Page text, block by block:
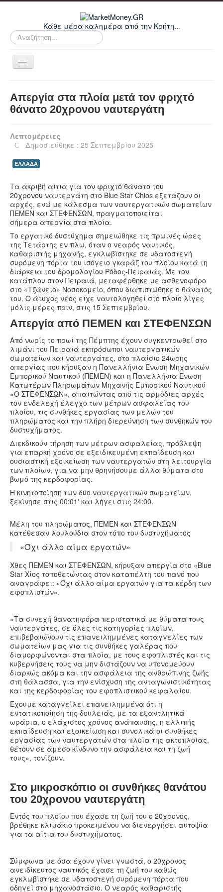
Κάθε μέρα καλημέρα από την Κρήτη...
Αναζήτηση...
Εναλλαγή
Οικονομικά
Ελλάδα
Απόψεις
Τεχνολογία
Υγεία
Πολιτισμός
Αθλητικά
Βίντεο
Συνταγές
Απεργία στα πλοία μετά τον φριχτό
θάνατο 20χρονου ναυτεργάτη
Λεπτομέρειες
Δημοσιεύθηκε : 25 Σεπτεμβρίου 2025
ΕΛΛΑΔΑ
Τα ακριβή αίτια για τον φριχτό θάνατο του
20χρονου ναυτεργάτη στο Blue Star Chios εξετάζουν οι
αρχές, ενώ με κάλεσμα των ναυτεργατικών σωματείων
ΠΕΜΕΝ και ΣΤΕΦΕΝΣΩΝ, πραγματοποιείται
σήμερα απεργία στα πλοία.
Το εργατικό δυστύχημα σημειώθηκε τις πρωινές ώρες
της Τετάρτης εν πλω, όταν ο νεαρός ναυτικός,
καθαριστής μηχανής, εγκλωβίστηκε σε υδατοστεγή
συρόμενη πόρτα του ισόγειο γκαράζ του πλοίου κατά τη
διάρκεια του δρομολογίου Ρόδος-Πειραιάς. Με τον
κατάπλου στον Πειραιά, μεταφέρθηκε με ασθενοφόρο
στο «Τζάνειο» Νοσοκομείο, όπου διαπιστώθηκε ο θάνατός
του. Ο άτυχος νέος είχε ναυτολογηθεί στο πλοίο λίγες
μόλις μέρες πριν, στις 15 Σεπτεμβρίου.
Απεργία από ΠΕΜΕΝ και ΣΤΕΦΕΝΣΩΝ
Από νωρίς το πρωί της Πέμπτης έχουν συγκεντρωθεί στο
λιμάνι του Πειραιά εκπρόσωποι ναυτεργατικών
σωματείων και ναυτεργάτες, στο πλαίσιο 24ωρης
απεργίας που κήρυξαν η Πανελλήνια Ένωση Μηχανικών
Εμπορικού Ναυτικού (ΠΕΜΕΝ) και η Πανελλήνια Ένωση
Κατωτέρων Πληρωμάτων Μηχανής Εμπορικού Ναυτικού
«Ο ΣΤΕΦΕΝΣΩΝ», απαιτώντας από τις αρμόδιες αρχές
τον ενδελεχή έλεγχο των μέτρων ασφαλείας του
πλοίου, τις συνθήκες εργασίας των μελών του
πληρώματος και την πλήρη διερεύνηση των συνθηκών του
δυστυχήματος.
Διεκδικούν τήρηση των μέτρων ασφαλείας, πρόβλεψη
για επαρκή χρόνο σε εξειδικευμένη εκπαίδευση και
ουσιαστική εξοικείωση των ναυτεργατών στη λειτουργία
των πλοίων, για να μην θρηνήσουμε άλλα θύματα στο
βωμό της κερδοφορίας.
Η κινητοποίηση των δύο ναυτεργατικών σωματείων,
ξεκίνησε στις 00:01′ και λήγει στις 24:00.
Μέλη του πληρώματος, ΠΕΜΕΝ και ΣΤΕΦΕΝΣΩΝ
κατέθεσαν λουλούδια στον τόπο του δυστυχήματος
«Όχι άλλο αίμα εργατών»
Χθες ΠΕΜΕΝ και ΣΤΕΦΕΝΣΩΝ, κήρυξαν απεργία στο «Blue
Star Χίος τοποθετώντας στον καταπέλτη του πανό που
αναγράφει: «Όχι άλλο αίμα εργατών για τα κέρδη των
εφοπλιστών».
«Τα συνεχή θανατηφόρα περιστατικά με θύματα τους
ναυτεργάτες, σε όλες τις κατηγορίες πλοίων,
επιβεβαιώνουν τις επανειλημμένες καταγγελίες των
σωματείων μας για τις συνθήκες γαλέρας που
διαμορφώνονται στα πλοία, με τους εφοπλιστές και τις
κυβερνήσεις τους να μην διστάζουν να υπονομεύουν
διαρκώς ακόμα και την ασφάλεια της ανθρώπινης ζωής
στη θάλασσα, για την ενίσχυση της ανταγωνιστικότητας
και της κερδοφορίας του εφοπλιστικού κεφαλαίου.
Έχουμε καταγγείλει επανειλημμένα ότι η
εντατικοποίηση της δουλειάς, με τα εξαντλητικά
ωράρια, ο ελάχιστος χρόνος ανάπαυσης, η ελλιπής
εκπαίδευση και εξοικείωση και συνολικά οι συνθήκες
εργασίας των ναυτεργατών στα πλοία της ακτοπλοϊας,
θέτουν σε άμεσο κίνδυνο την ασφάλεια και τη ζωή
τους», τονίζουν.
Στο μικροσκόπιο οι συνθήκες θανάτου
του 20χρονου ναυτεργάτη
Εντός του πλοίου που έχασε τη ζωή του ο 20χρονος,
βρέθηκε κλιμάκιο προκειμένου να διενεργήσει αυτοψία
για τα αίτια του δυστυχήματος.
Σύμφωνα με όσα έχουν γίνει γνωστά, ο 20χρονος
ανειδίκευτος ναυτικός έχασε τη ζωή του καθώς
εγκλωβίστηκε σε υδατοστεγή συρόμενη πόρτα που
οδηγεί στο μηχανοστάσιο. Ο νεαρός καθαριστής